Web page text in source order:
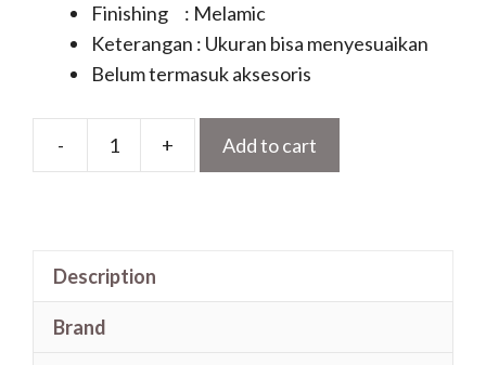
Finishing : Melamic
Keterangan : Ukuran bisa menyesuaikan
Belum termasuk aksesoris
-
Kusen
+ Add to cart
Description
Brand